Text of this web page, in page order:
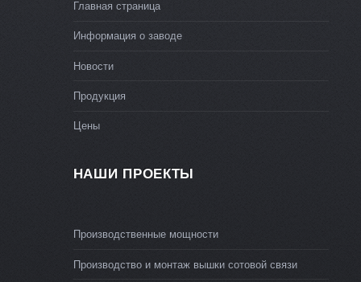
Главная страница
Информация о заводе
Новости
Продукция
Цены
НАШИ ПРОЕКТЫ
Производственные мощности
Производство и монтаж вышки сотовой связи